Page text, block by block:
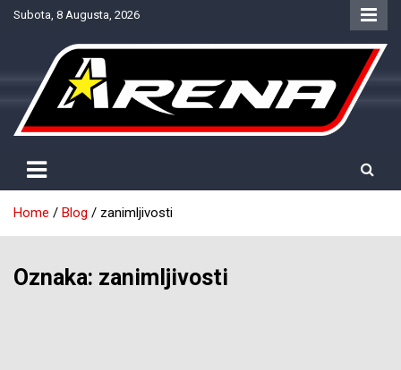
SkipSubota, 8 Augusta, 2026
NTV Arena
Home Blog zanimljivosti
Oznaka: zanimljivosti